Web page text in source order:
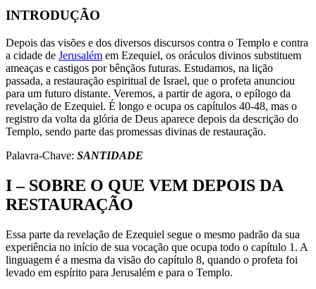
INTRODUÇÃO
Depois das visões e dos diversos discursos contra o Templo e contra
a cidade de Jerusalém em Ezequiel, os oráculos divinos substituem
ameaças e castigos por bênçãos futuras. Estudamos, na lição
passada, a restauração espiritual de Israel, que o profeta anunciou
para um futuro distante. Veremos, a partir de agora, o epílogo da
revelação de Ezequiel. É longo e ocupa os capítulos 40-48, mas o
registro da volta da glória de Deus aparece depois da descrição do
Templo, sendo parte das promessas divinas de restauração.
Palavra-Chave: SANTIDADE
I – SOBRE O QUE VEM DEPOIS DA
RESTAURAÇÃO
Essa parte da revelação de Ezequiel segue o mesmo padrão da sua
experiên­cia no início de sua vocação que ocupa todo o capítulo 1. A
linguagem é a mesma da visão do capítulo 8, quando o profeta foi
levado em espírito para Jerusalém e para o Templo.